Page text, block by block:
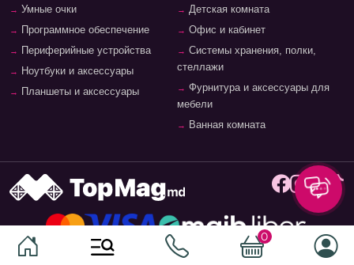
0
Умные очки
Программное обеспечение
Периферийные устройства
Ноутбуки и аксессуары
Планшеты и аксессуары
Детская комната
Офис и кабинет
Системы хранения, полки,
стеллажи
Фурнитура и аксессуары для
мебели
Ванная комната
© 2026 TopMag.md
- Национальный маркетплейс. Все